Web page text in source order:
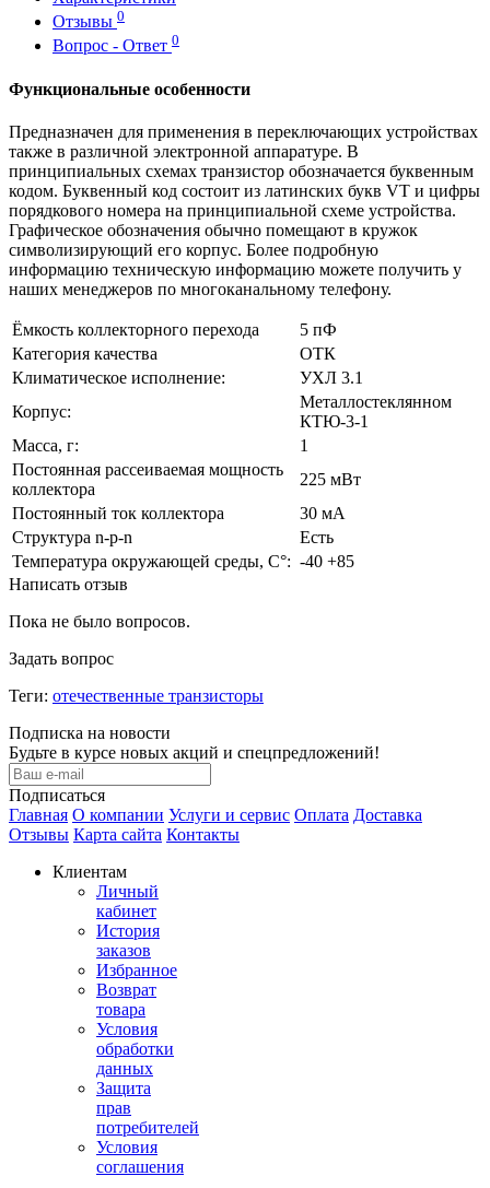
Отзывы 0
Вопрос - Ответ 0
Функциональные особенности
Предназначен для применения в переключающих устройствах
также в различной электронной аппаратуре. В
принципиальных схемах транзистор обозначается буквенным
кодом. Буквенный код состоит из латинских букв VT и цифры
порядкового номера на принципиальной схеме устройства.
Графическое обозначения обычно помещают в кружок
символизирующий его корпус. Более подробную
информацию техническую информацию можете получить у
наших менеджеров по многоканальному телефону.
Ёмкость коллекторного перехода
5 пФ
Категория качества
ОТК
Климатическое исполнение:
УХЛ 3.1
Корпус:
Металлостеклянном
КТЮ-3-1
Масса, г:
1
Постоянная рассеиваемая мощность
коллектора
225 мВт
Постоянный ток коллектора
30 мА
Структура n-p-n
Есть
Температура окружающей среды, С°: -40 +85
Написать отзыв
Пока не было вопросов.
Задать вопрос
Теги: отечественные транзисторы
Подписка на новости
Будьте в курсе новых акций и спецпредложений!
Подписаться
Главная О компании Услуги и сервис Оплата Доставка
Отзывы Карта сайта Контакты
Клиентам
Личный
кабинет
История
заказов
Избранное
Возврат
товара
Условия
обработки
данных
Защита
прав
потребителей
Условия
соглашения